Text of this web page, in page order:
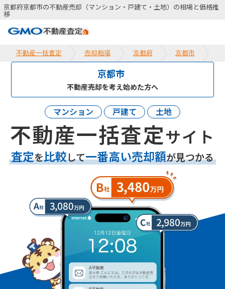
京都府京都市の不動産売却（マンション・戸建て・土地）の相場と価格推
移
不動産一括査定 売却相場 京都府 京都市
京都市
不動産売却を考え始めた方へ
マンション 戸建て 土地
不動産一括査定サイト
査定を比較して一番高い売却額が見つかる